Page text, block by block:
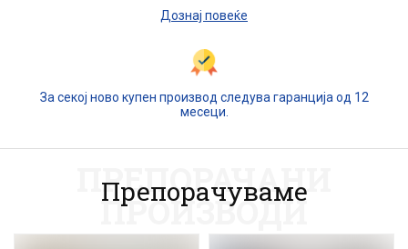
Дознај повеќе
За секој ново купен производ следува гаранција од 12
месеци.
Препорачуваме
ПРЕПОРАЧАНИ
ПРОИЗВОДИ